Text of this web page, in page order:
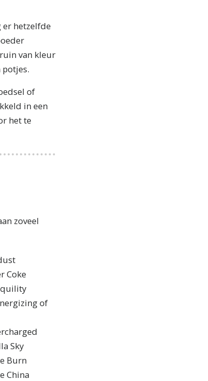
er hetzelfde
van kleur
of
in een
het te
zoveel
Coke
of
Sky
Burn
China